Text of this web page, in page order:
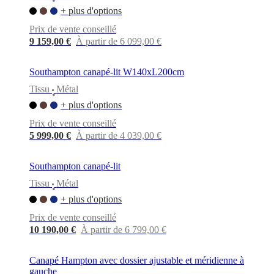
+ plus d'options
Prix de vente conseillé
9 159,00 € À partir de 6 099,00 €
Southampton canapé-lit W140xL200cm
Tissu
•
Métal
+ plus d'options
Prix de vente conseillé
5 999,00 € À partir de 4 039,00 €
Southampton canapé-lit
Tissu
•
Métal
+ plus d'options
Prix de vente conseillé
10 190,00 € À partir de 6 799,00 €
Canapé Hampton avec dossier ajustable et méridienne à
gauche